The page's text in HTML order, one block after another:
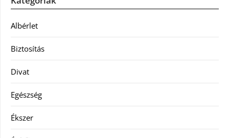
Albérlet
Biztosítás
Divat
Egészség
Ékszer